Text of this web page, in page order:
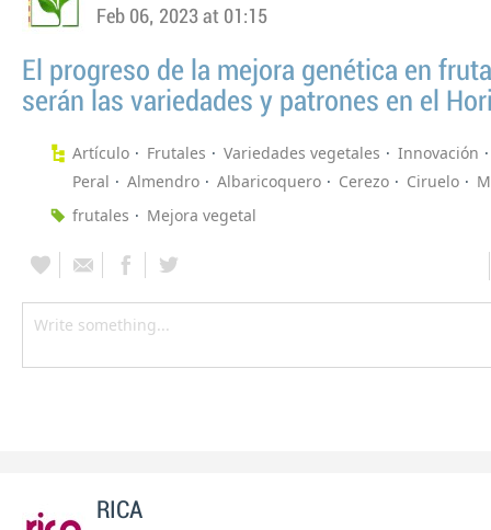
Feb 06, 2023 at 01:15
El progreso de la mejora genética en
serán las variedades y patrones en el
Artículo Frutales Variedades vegetales
Innovación
Peral
Almendro Albaricoquero Cerezo Ciruelo
frutales
Mejora vegetal
RICA